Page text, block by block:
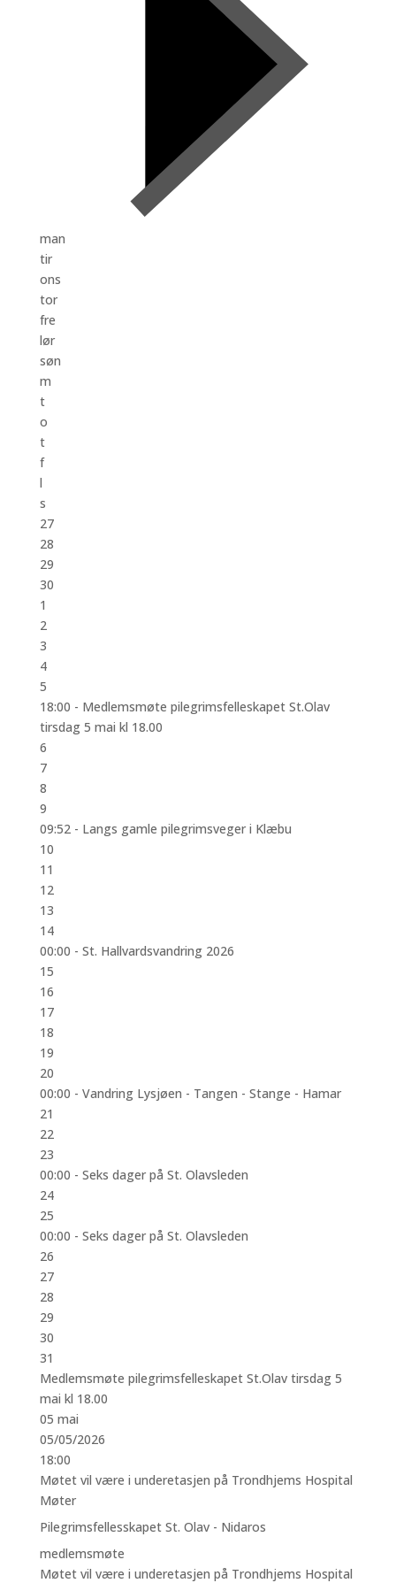
man
tir
ons
tor
fre
lør
søn
m
t
o
t
f
l
s
27
28
29
30
1
2
3
4
5
18:00 - Medlemsmøte pilegrimsfelleskapet St.Olav
tirsdag 5 mai kl 18.00
6
7
8
9
09:52 - Langs gamle pilegrimsveger i Klæbu
10
11
12
13
14
00:00 - St. Hallvardsvandring 2026
15
16
17
18
19
20
00:00 - Vandring Lysjøen - Tangen - Stange - Hamar
21
22
23
00:00 - Seks dager på St. Olavsleden
24
25
00:00 - Seks dager på St. Olavsleden
26
27
28
29
30
31
Medlemsmøte pilegrimsfelleskapet St.Olav tirsdag 5
mai kl 18.00
05 mai
05/05/2026
18:00
Møtet vil være i underetasjen på Trondhjems Hospital
Møter
Pilegrimsfellesskapet St. Olav - Nidaros
medlemsmøte
Møtet vil være i underetasjen på Trondhjems Hospital